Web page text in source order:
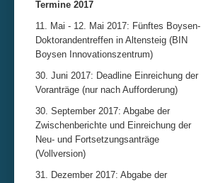
Termine 2017
11. Mai - 12. Mai 2017: Fünftes Boysen-
Doktorandentreffen in Altensteig (BIN
Boysen Innovationszentrum)
30. Juni 2017: Deadline Einreichung der
Voranträge (nur nach Aufforderung)
30. September 2017: Abgabe der
Zwischenberichte und Einreichung der
Neu- und Fortsetzungsanträge
(Vollversion)
31. Dezember 2017: Abgabe der